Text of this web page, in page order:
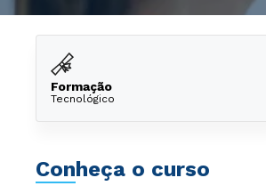
Formação
Tecnológico
Conheça o curso